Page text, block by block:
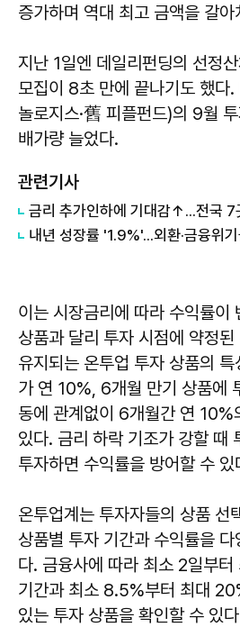
증가하며 역대 최고 금액을 갈아
지난 1일엔 데일리펀딩의 선정
모집이 8초 만에 끝나기도 했
놀로지스·舊 피플펀드)의 9월
배가량 늘었다.
관련기사
금리 추가인하에 기대감↑...전국 7
내년 성장률 '1.9%'...외환·금융위
이는 시장금리에 따라 수익률이
상품과 달리 투자 시점에 약정된
유지되는 온투업 투자 상품의
가 연 10%, 6개월 만기 상품에
동에 관계없이 6개월간 연 10%
있다. 금리 하락 기조가 강할 때
투자하면 수익률을 방어할 수 있
온투업계는 투자자들의 상품 선
상품별 투자 기간과 수익률을
다. 금융사에 따라 최소 2일부
기간과 최소 8.5%부터 최대
있는 투자 상품을 확인할 수 있